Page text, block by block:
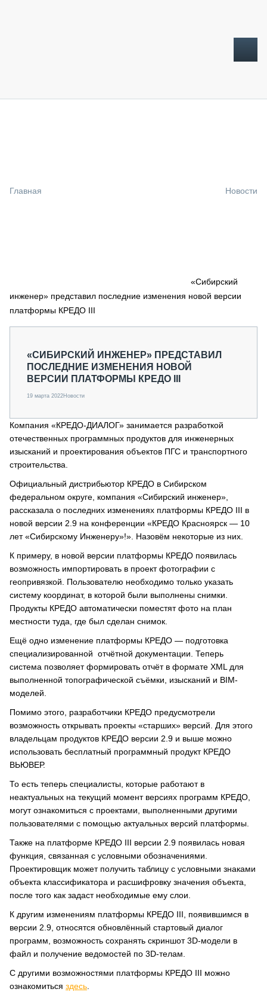
СПЕЦПРОЕКТЫ
МЕРОПРИЯТИЯ
СТАТЬИ ПО КАТЕГОРИЯМ ТЕХНИКИ
Главная Новости
«Сибирский
инженер» представил последние изменения новой версии
платформы КРЕДО III
«СИБИРСКИЙ ИНЖЕНЕР» ПРЕДСТАВИЛ
ПОСЛЕДНИЕ ИЗМЕНЕНИЯ НОВОЙ
ВЕРСИИ ПЛАТФОРМЫ КРЕДО III
19 марта 2022Новости
Компания «КРЕДО-ДИАЛОГ» занимается разработкой
отечественных программных продуктов для инженерных
изысканий и проектирования объектов ПГС и транспортного
строительства.
Официальный дистрибьютор КРЕДО в Сибирском
федеральном округе, компания «Сибирский инженер»,
рассказала о последних изменениях платформы КРЕДО III в
новой версии 2.9 на конференции «КРЕДО Красноярск — 10
лет «Сибирскому Инженеру»!». Назовём некоторые из них.
К примеру, в новой версии платформы КРЕДО появилась
возможность импортировать в проект фотографии с
геопривязкой. Пользователю необходимо только указать
систему координат, в которой были выполнены снимки.
Продукты КРЕДО автоматически поместят фото на план
местности туда, где был сделан снимок.
Ещё одно изменение платформы КРЕДО — подготовка
специализированной отчётной документации. Теперь
система позволяет формировать отчёт в формате XML для
выполненной топографической съёмки, изысканий и BIM-
моделей.
Помимо этого, разработчики КРЕДО предусмотрели
возможность открывать проекты «старших» версий. Для этого
владельцам продуктов КРЕДО версии 2.9 и выше можно
использовать бесплатный программный продукт КРЕДО
ВЬЮВЕР.
То есть теперь специалисты, которые работают в
неактуальных на текущий момент версиях программ КРЕДО,
могут ознакомиться с проектами, выполненными другими
пользователями с помощью актуальных версий платформы.
Также на платформе КРЕДО III версии 2.9 появилась новая
функция, связанная с условными обозначениями.
Проектировщик может получить таблицу с условными знаками
объекта классификатора и расшифровку значения объекта,
после того как задаст необходимые ему слои.
К другим изменениям платформы КРЕДО III, появившимся в
версии 2.9, относятся обновлённый стартовый диалог
программ, возможность сохранять скриншот 3D-модели в
файл и получение ведомостей по 3D-телам.
С другими возможностями платформы КРЕДО III можно
ознакомиться здесь